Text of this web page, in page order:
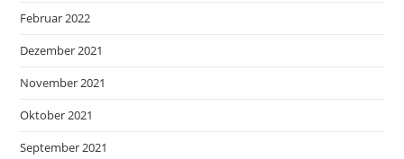
Februar 2022
Dezember 2021
November 2021
Oktober 2021
September 2021